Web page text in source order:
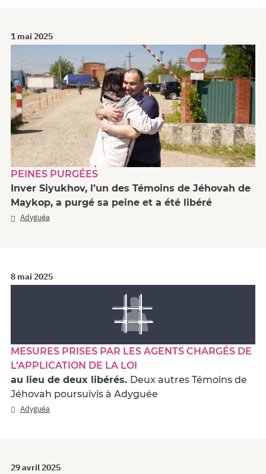
1 mai 2025
PEINES PURGÉES
Inver Siyukhov, l’un des Témoins de Jéhovah de
Maykop, a purgé sa peine et a été libéré
Adyguéa
8 mai 2025
MESURES PRISES PAR LES AGENTS CHARGÉS DE
L’APPLICATION DE LA LOI
au lieu de deux libérés. Deux autres Témoins de
Jéhovah poursuivis à Adyguée
Adyguéa
29 avril 2025